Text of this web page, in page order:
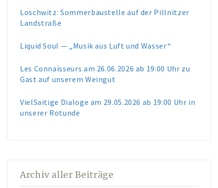
Loschwitz: Sommerbaustelle auf der Pillnitzer
Landstraße
Liquid Soul — „Musik aus Luft und Wasser“
Les Connaisseurs am 26.06.2026 ab 19:00 Uhr zu
Gast auf unserem Weingut
VielSaitige Dialoge am 29.05.2026 ab 19:00 Uhr in
unserer Rotunde
Archiv aller Beiträge